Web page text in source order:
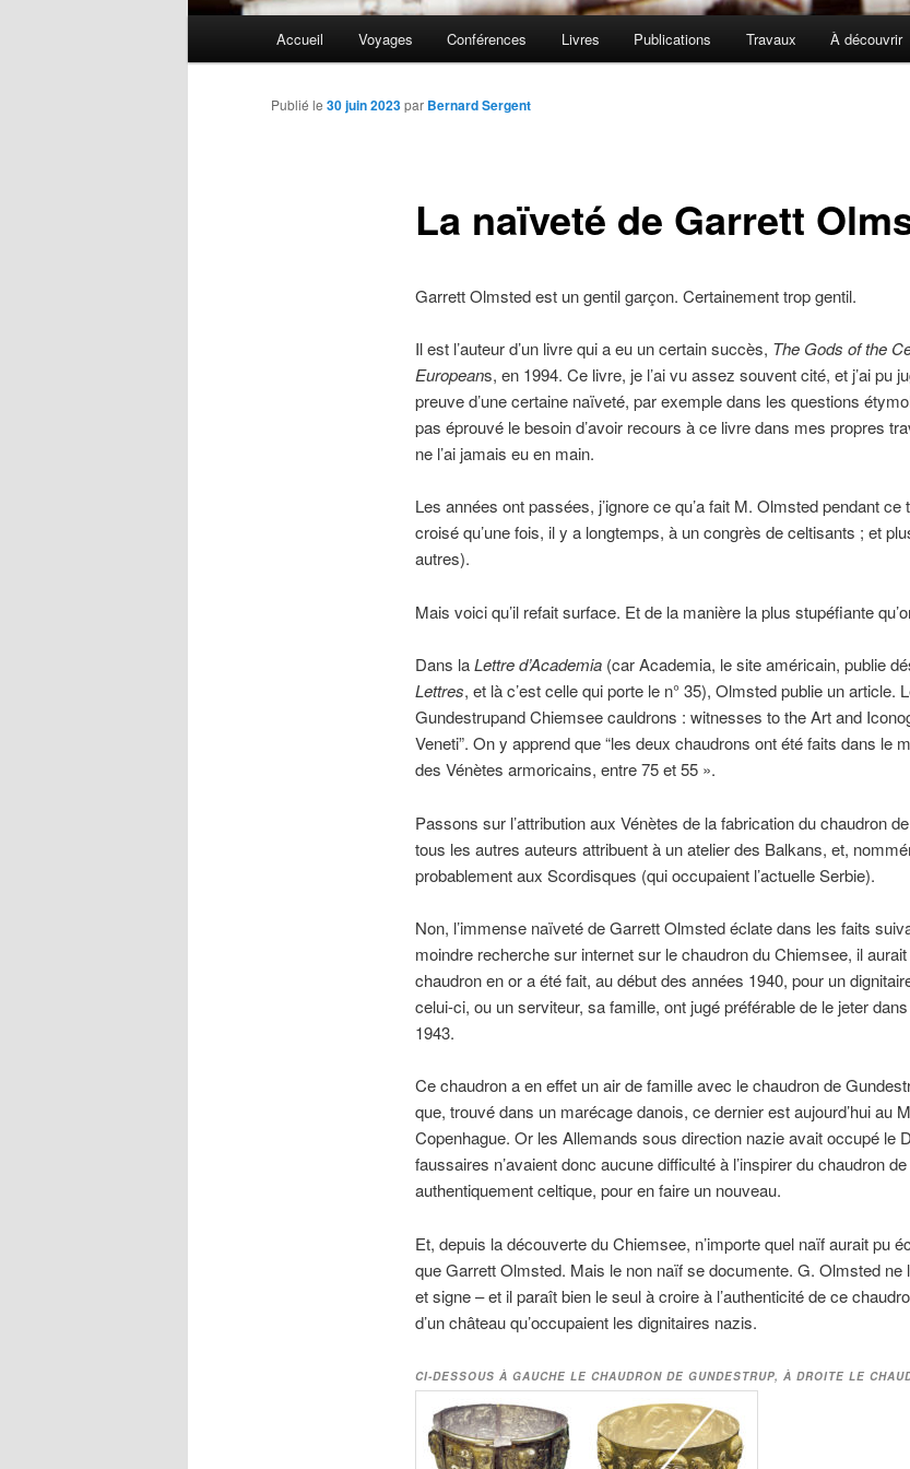
Accueil Voyages Conférences Livres Publications Travaux À découvrir
La naïveté de Garrett
Publié le 30 juin 2023par Bernard Sergent
Garrett Olmsted est un gentil garçon. Certainement trop gentil.
Il est l’auteur d’un livre qui a eu un certain succès, The Gods of the
Europeans, en 1994. Ce livre, je l’ai vu assez souvent cité, et j’ai pu
preuve d’une certaine naïveté, par exemple dans les questions
pas éprouvé le besoin d’avoir recours à ce livre dans mes propres
ne l’ai jamais eu en main.
Les années ont passées, j’ignore ce qu’a fait M. Olmsted pendant ce
croisé qu’une fois, il y a longtemps, à un congrès de celtisants ; et
autres).
Mais voici qu’il refait surface. Et de la manière la plus stupéfiante
Dans laLettre d’Academia(car Academia, le site américain, publie
Lettres, et là c’est celle qui porte le n° 35), Olmsted publie un article.
Gundestrupand Chiemsee cauldrons : witnesses to the Art and
Veneti”. On y apprend que “les deux chaudrons ont été faits dans le
des Vénètes armoricains, entre 75 et 55 ».
Passons sur l’attribution aux Vénètes de la fabrication du chaudron
tous les autres auteurs attribuent à un atelier des Balkans, et,
probablement aux Scordisques (qui occupaient l’actuelle Serbie).
Non, l’immense naïveté de Garrett Olmsted éclate dans les faits
moindre recherche sur internet sur le chaudron du Chiemsee, il
chaudron en or a été fait, au début des années 1940, pour un
celui-ci, ou un serviteur, sa famille, ont jugé préférable de le jeter
1943.
Ce chaudron a en effet un air de famille avec le chaudron de
que, trouvé dans un marécage danois, ce dernier est aujourd’hui au
Copenhague. Or les Allemands sous direction nazie avait occupé le
faussaires n’avaient donc aucune difficulté à l’inspirer du chaudron
authentiquement celtique, pour en faire un nouveau.
Et, depuis la découverte du Chiemsee, n’importe quel naïf aurait pu
que Garrett Olmsted. Mais le non naïf se documente. G. Olmsted ne
et signe – et il paraît bien le seul à croire à l’authenticité de ce
d’un château qu’occupaient les dignitaires nazis.
CI-DESSOUS À GAUCHE LE CHAUDRON DE GUNDESTRUP, À DROITE LE